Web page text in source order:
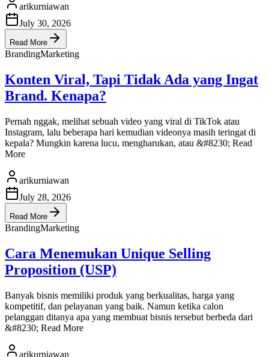
arikurniawan
July 30, 2026
Read More
BrandingMarketing
Konten Viral, Tapi Tidak Ada yang Ingat
Brand. Kenapa?
Pernah nggak, melihat sebuah video yang viral di TikTok atau
Instagram, lalu beberapa hari kemudian videonya masih teringat di
kepala? Mungkin karena lucu, mengharukan, atau &#8230; Read
More
arikurniawan
July 28, 2026
Read More
BrandingMarketing
Cara Menemukan Unique Selling
Proposition (USP)
Banyak bisnis memiliki produk yang berkualitas, harga yang
kompetitif, dan pelayanan yang baik. Namun ketika calon
pelanggan ditanya apa yang membuat bisnis tersebut berbeda dari
&#8230; Read More
arikurniawan